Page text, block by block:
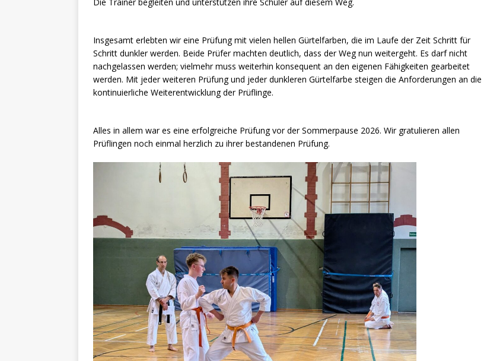
Insgesamt erlebten wir eine Prüfung mit vielen hellen Gürtelfarben, die im Laufe der Zeit Schritt für
Schritt dunkler werden. Beide Prüfer machten deutlich, dass der Weg nun weitergeht. Es darf nicht
nachgelassen werden; vielmehr muss weiterhin konsequent an den eigenen Fähigkeiten gearbeitet
werden. Mit jeder weiteren Prüfung und jeder dunkleren Gürtelfarbe steigen die Anforderungen an die
kontinuierliche Weiterentwicklung der Prüflinge.
Alles in allem war es eine erfolgreiche Prüfung vor der Sommerpause 2026. Wir gratulieren allen
Prüflingen noch einmal herzlich zu ihrer bestandenen Prüfung.